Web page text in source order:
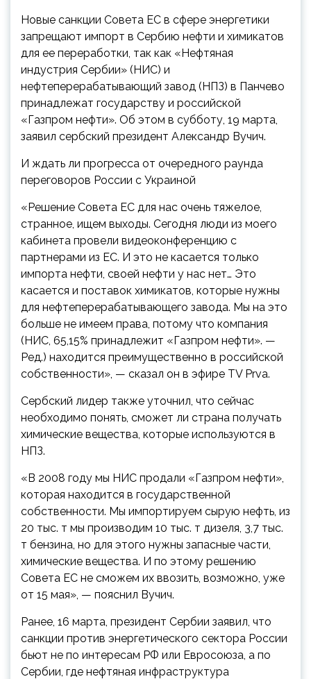
Новые санкции Совета ЕС в сфере энергетики
запрещают импорт в Сербию нефти и химикатов
для ее переработки, так как «Нефтяная
индустрия Сербии» (НИС) и
нефтеперерабатывающий завод (НПЗ) в Панчево
принадлежат государству и российской
«Газпром нефти». Об этом в субботу, 19 марта,
заявил сербский президент Александр Вучич.
И ждать ли прогресса от очередного раунда
переговоров России с Украиной
«Решение Совета ЕС для нас очень тяжелое,
странное, ищем выходы. Сегодня люди из моего
кабинета провели видеоконференцию с
партнерами из ЕС. И это не касается только
импорта нефти, своей нефти у нас нет… Это
касается и поставок химикатов, которые нужны
для нефтеперерабатывающего завода. Мы на это
больше не имеем права, потому что компания
(НИС, 65,15% принадлежит «Газпром нефти». —
Ред.) находится преимущественно в российской
собственности», — сказал он в эфире TV Prva.
Сербский лидер также уточнил, что сейчас
необходимо понять, сможет ли страна получать
химические вещества, которые используются в
НПЗ.
«В 2008 году мы НИС продали «Газпром нефти»,
которая находится в государственной
собственности. Мы импортируем сырую нефть, из
20 тыс. т мы производим 10 тыс. т дизеля, 3,7 тыс.
т бензина, но для этого нужны запасные части,
химические вещества. И по этому решению
Совета ЕС не сможем их ввозить, возможно, уже
от 15 мая», — пояснил Вучич.
Ранее, 16 марта, президент Сербии заявил, что
санкции против энергетического сектора России
бьют не по интересам РФ или Евросоюза, а по
Сербии, где нефтяная инфраструктура